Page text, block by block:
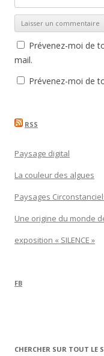
Prévenez-moi de
mail.
Prévenez-moi de
RSS
Paysage digital
La couleur des algues
Paysages
Une origine du monde
exposition « SILENCE »
FB
CHERCHER SUR TOUT LE